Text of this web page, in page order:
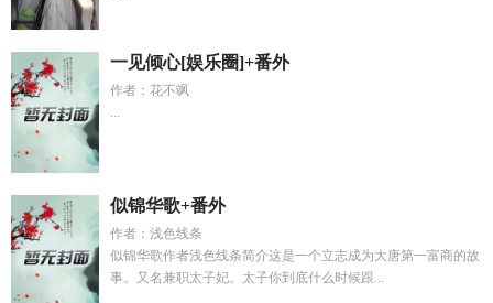
一见倾心[娱乐圈]+番外
作者：花不飒
...
似锦华歌+番外
作者：浅色线条
似锦华歌作者浅色线条简介这是一个立志成为大唐第一富商的故
事。又名兼职太子妃。太子你到底什么时候跟...